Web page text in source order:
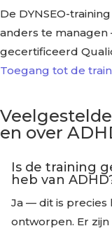
De DYNSEO-
anders te managen
gecertificeerd
Toegang tot de
en over
Is de training
heb van
Ja — dit is precies
ontworpen. Er